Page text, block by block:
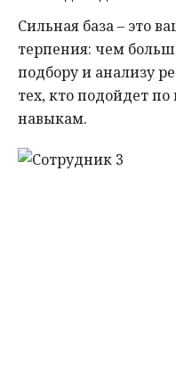
Сильная база – это
терпения: чем
подбору и анализу
тех, кто подойдет
навыкам.